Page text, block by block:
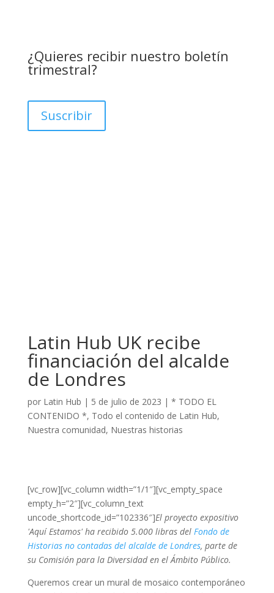
¿Quieres recibir nuestro boletín
trimestral?
Suscribir
Latin Hub UK recibe
financiación del alcalde
de Londres
por Latin Hub | 5 de julio de 2023 | * TODO EL
CONTENIDO *, Todo el contenido de Latin Hub,
Nuestra comunidad, Nuestras historias
[vc_row][vc_column width=”1/1″][vc_empty_space
empty_h=”2″][vc_column_text
uncode_shortcode_id=”102336″]El proyecto expositivo
'Aquí Estamos' ha recibido 5.000 libras del Fondo de
Historias no contadas del alcalde de Londres, parte de
su Comisión para la Diversidad en el Ámbito Público.
Queremos crear un mural de mosaico contemporáneo